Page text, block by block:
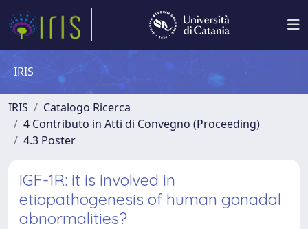
IRIS
IRIS
Catalogo Ricerca
4 Contributo in Atti di Convegno (Proceeding)
4.3 Poster
IGF-1R: it is involved in
etiopathogenesis of human gonadal
abnormalities?